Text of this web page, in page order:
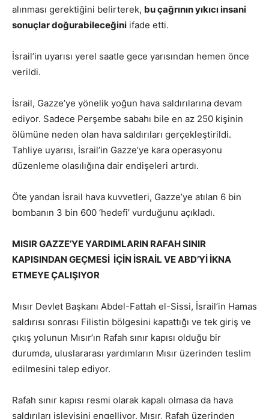
alınması gerektiğini belirterek, bu çağrının yıkıcı insani
sonuçlar doğurabileceğini ifade etti.
İsrail’in uyarısı yerel saatle gece yarısından hemen önce
verildi.
İsrail, Gazze’ye yönelik yoğun hava saldırılarına devam
ediyor. Sadece Perşembe sabahı bile en az 250 kişinin
ölümüne neden olan hava saldırıları gerçekleştirildi.
Tahliye uyarısı, İsrail’in Gazze’ye kara operasyonu
düzenleme olasılığına dair endişeleri artırdı.
Öte yandan İsrail hava kuvvetleri, Gazze’ye atılan 6 bin
bombanın 3 bin 600 ‘hedefi’ vurduğunu açıkladı.
MISIR GAZZE’YE YARDIMLARIN RAFAH SINIR
KAPISINDAN GEÇMESİ İÇİN İSRAİL VE ABD’Yİ İKNA
ETMEYE ÇALIŞIYOR
Mısır Devlet Başkanı Abdel-Fattah el-Sissi, İsrail’in Hamas
saldırısı sonrası Filistin bölgesini kapattığı ve tek giriş ve
çıkış yolunun Mısır’ın Rafah sınır kapısı olduğu bir
durumda, uluslararası yardımların Mısır üzerinden teslim
edilmesini talep ediyor.
Rafah sınır kapısı resmi olarak kapalı olmasa da hava
saldırıları işleyişini engelliyor. Mısır, Rafah üzerinden